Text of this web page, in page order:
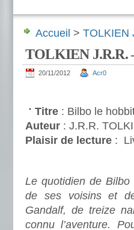
Accueil > TOLKIEN
TOLKIEN J.R.R.
20/11/2012 Acr0
Titre : Bilbo le
Auteur : J.R.R.
Plaisir de lecture :
Le quotidien de Bilbo
de ses voisins et
Gandalf, de treize
connu l’aventure.